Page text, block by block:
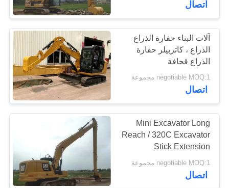
اتصال
آلات البناء حفارة الذراع
الذراع ، كاتربيلر حفارة
الذراع قحافة
negotiable MOQ:1 مجموعة
اتصال
Mini Excavator Long
Reach / 320C Excavator
Stick Extension
negotiable MOQ:1 مجموعة
اتصال